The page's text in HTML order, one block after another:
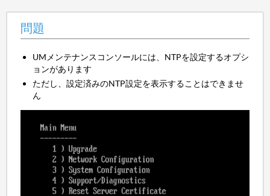
問題
UMメンテナンスコンソールには、NTPを設定するオプシ
ョンがあります
ただし、設定済みのNTP設定を表示することはできませ
ん